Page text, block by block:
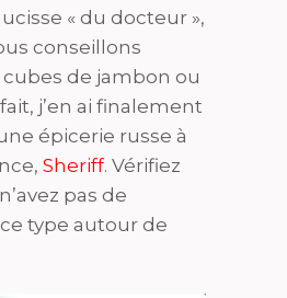
« du docteur »,
conseillons
cubes de jambon ou
j’en ai finalement
épicerie russe à
Sheriff. Vérifiez
pas de
type autour de